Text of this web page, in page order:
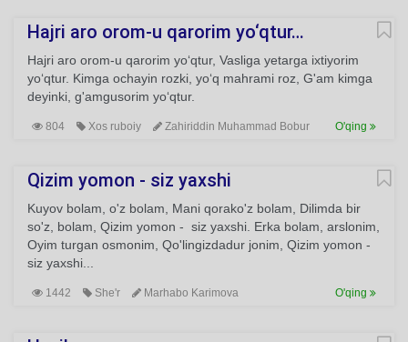
Hajri aro orom-u qarorim yo‘qtur…
Hajri aro orom-u qarorim yo‘qtur, Vasliga yetarga ixtiyorim
yo‘qtur. Kimga ochayin rozki, yo‘q mahrami roz, G'am kimga
deyinki, g'amgusorim yo‘qtur.
804 Xos ruboiy Zahiriddin Muhammad Bobur O'qing
Qizim yomon - siz yaxshi
Kuyov bolam, o'z bolam, Mani qorako'z bolam, Dilimda bir
so'z, bolam, Qizim yomon - siz yaxshi. Erka bolam, arslonim,
Oyim turgan osmonim, Qo'lingizdadur jonim, Qizim yomon -
siz yaxshi...
1442 She'r Marhabo Karimova O'qing